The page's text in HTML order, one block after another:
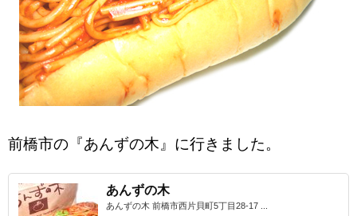
前橋市の『あんずの木』に行きました。
あんずの木
あんずの木 前橋市西片貝町5丁目28-17 ...